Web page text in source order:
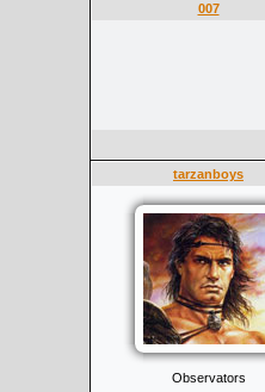
007
tarzanboys
Observators